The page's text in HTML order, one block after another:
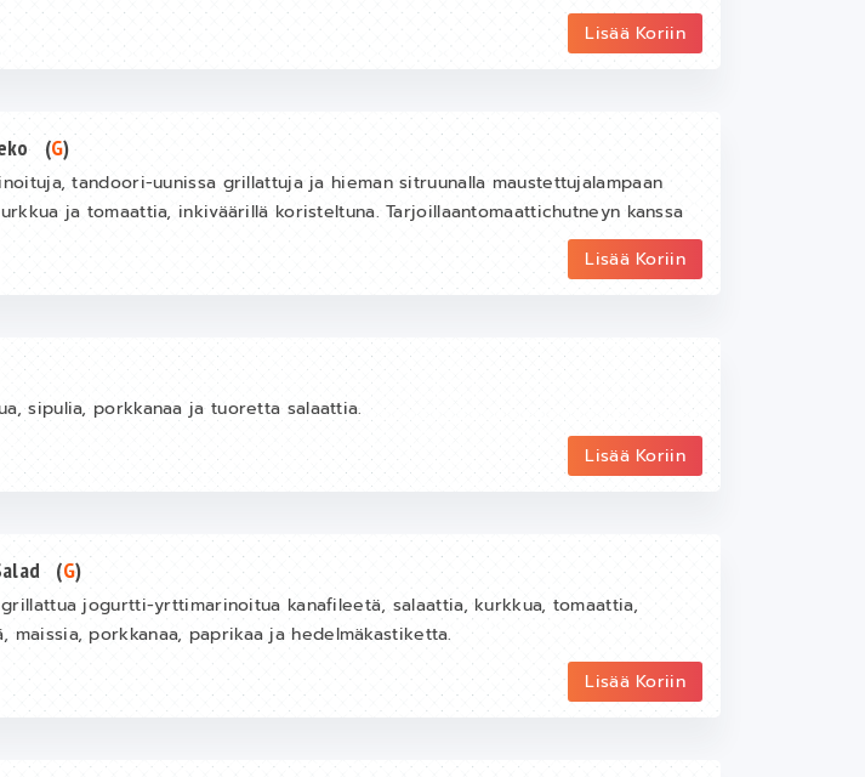
Lisää Koriin
(G)
tandoori-uunissa grillattuja ja hieman sitruunalla maustettujalampaan
ja tomaattia, inkiväärillä koristeltuna. Tarjoillaantomaattichutneyn kanssa
Lisää Koriin
sipulia, porkkanaa ja tuoretta salaattia.
Lisää Koriin
(G)
grillattua jogurtti-yrttimarinoitua kanafileetä, salaattia, kurkkua, tomaattia,
maissia, porkkanaa, paprikaa ja hedelmäkastiketta.
Lisää Koriin